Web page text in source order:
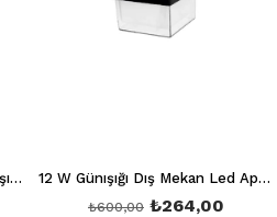
12 W Sıva Üstü Led Aplik Günışığı 3200K Ct 7074 12 W Günışığı Dış Mekan Led Aplik Ct 7047
₺264,00
₺600,00